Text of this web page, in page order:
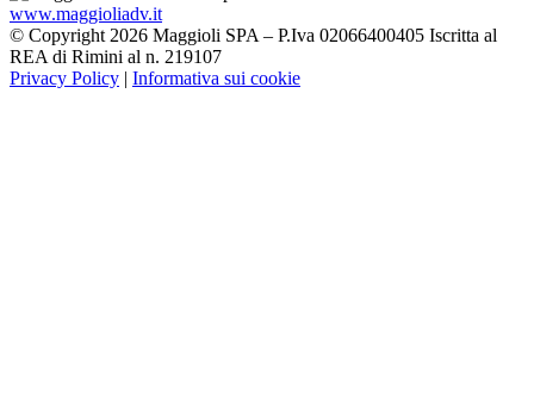
www.maggioliadv.it
© Copyright 2026 Maggioli SPA – P.Iva 02066400405 Iscritta al
REA di Rimini al n. 219107
Privacy Policy | Informativa sui cookie